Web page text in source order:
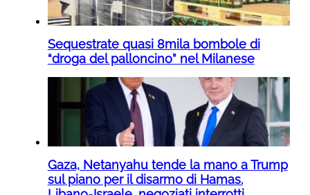
Sequestrate quasi 8mila bombole di
“droga del palloncino” nel Milanese
Gaza, Netanyahu tende la mano a Trump
sul piano per il disarmo di Hamas.